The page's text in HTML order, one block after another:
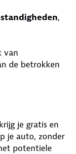
,
van
de betrokken
krijg je gratis en
je auto, zonder
potentiele